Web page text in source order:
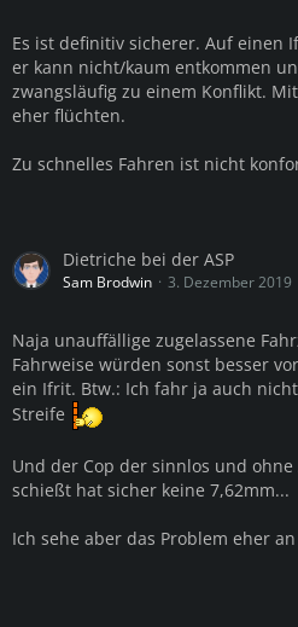
Es ist definitiv sicherer. Auf einen
er kann nicht/kaum entkommen
zwangsläufig zu einem Konflikt.
eher flüchten.
Zu schnelles Fahren ist nicht
Dietriche bei der ASP
Sam Brodwin 3. Dezember 2019
Naja unauffällige zugelassene
Fahrweise würden sonst besser
ein Ifrit. Btw.: Ich fahr ja auch
Streife
Und der Cop der sinnlos und
schießt hat sicher keine 7,62mm...
Ich sehe aber das Problem eher